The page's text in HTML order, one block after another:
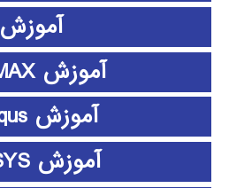
آموزش
آموزش 3D MAX
آموزش abaqus
آموزش ANSYS